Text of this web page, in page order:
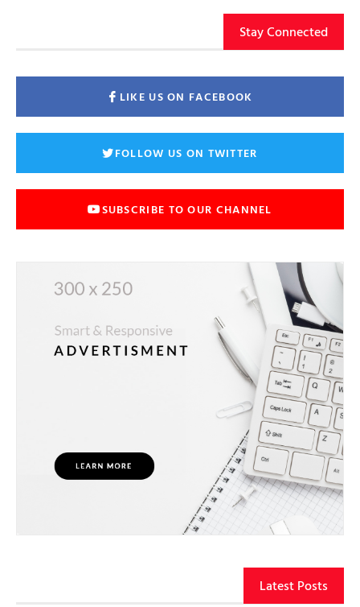
Stay Connected
LIKE US ON FACEBOOK
FOLLOW US ON TWITTER
SUBSCRIBE TO OUR CHANNEL
Latest Posts